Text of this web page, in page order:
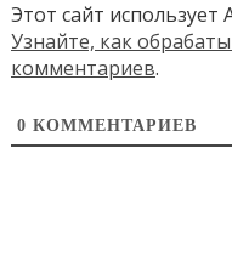
Этот сайт
Узнайте, как
комментариев.
0 КОММЕНТАРИЕВ